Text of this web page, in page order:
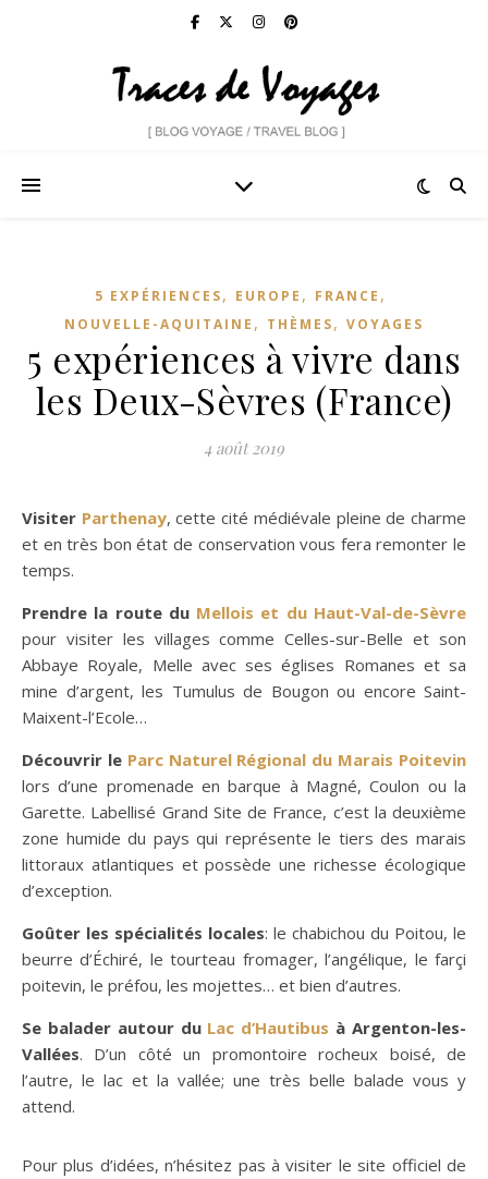
5 EXPÉRIENCES, EUROPE , FRANCE ,
NOUVELLE-AQUITAINE , THÈMES, VOYAGES
5 expériences à vivre dans
les Deux-Sèvres (France)
4 août 2019
Visiter Parthenay, cette cité médiévale pleine de charme
et en très bon état de conservation vous fera remonter le
temps.
Prendre la route du Mellois et du Haut-Val-de-Sèvre
pour visiter les villages comme Celles-sur-Belle et son
Abbaye Royale, Melle avec ses églises Romanes et sa
mine d’argent, les Tumulus de Bougon ou encore Saint-
Maixent-l’Ecole…
Découvrir le Parc Naturel Régional du Marais Poitevin
lors d’une promenade en barque à Magné, Coulon ou la
Garette. Labellisé Grand Site de France, c’est la deuxième
zone humide du pays qui représente le tiers des marais
littoraux atlantiques et possède une richesse écologique
d’exception.
Goûter les spécialités locales: le chabichou du Poitou, le
beurre d’Échiré, le tourteau fromager, l’angélique, le farçi
poitevin, le préfou, les mojettes… et bien d’autres.
Se balader autour du Lac d’Hautibus à Argenton-les-
Vallées. D’un côté un promontoire rocheux boisé, de
l’autre, le lac et la vallée; une très belle balade vous y
attend.
Pour plus d’idées, n’hésitez pas à visiter le site officiel de